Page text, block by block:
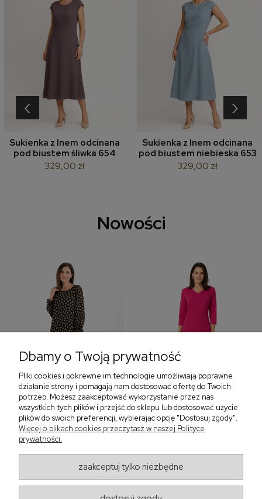
Sukienka z lnem odcinana
pod biustem śliwka 654
329,00 zł
Sukienka z lnem odcinana
pod biustem niebieska 653
329,00 zł
‹ ›
Nowości
Sukienka z falbaną i
bufiastym rękawem w
405,30 zł
Sukienka z dekoltem w
299,00 zł
‹
Dbamy o Twoją prywatność
Pliki cookies i pokrewne im technologie umożliwiają poprawne
działanie strony i pomagają nam dostosować ofertę do Twoich
potrzeb. Możesz zaakceptować wykorzystanie przez nas
wszystkich tych plików i przejść do sklepu lub dostosować użycie
plików do swoich preferencji, wybierając opcję "Dostosuj zgody".
Więcej o plikach cookies przeczytasz w naszej Polityce
prywatności.
zaakceptuj tylko niezbędne